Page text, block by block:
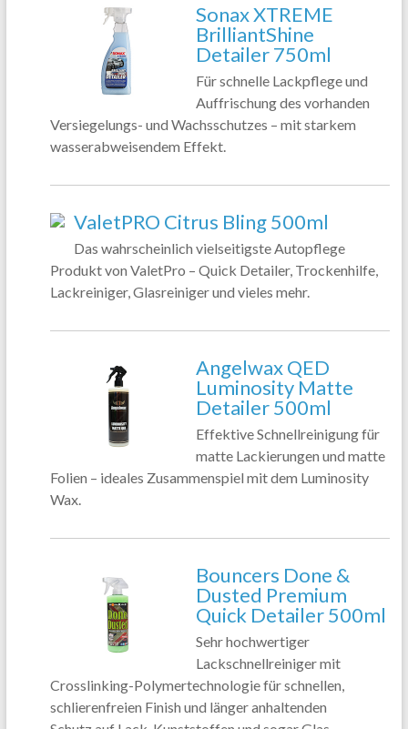
Sonax XTREME
BrilliantShine
Detailer 750ml
Für schnelle Lackpflege und
Auffrischung des vorhanden
Versiegelungs- und Wachsschutzes – mit starkem
wasserabweisendem Effekt.
ValetPRO Citrus Bling 500ml
Das wahrscheinlich vielseitigste Autopflege
Produkt von ValetPro – Quick Detailer, Trockenhilfe,
Lackreiniger, Glasreiniger und vieles mehr.
Angelwax QED
Luminosity Matte
Detailer 500ml
Effektive Schnellreinigung für
matte Lackierungen und matte
Folien – ideales Zusammenspiel mit dem Luminosity
Wax.
Bouncers Done &
Dusted Premium
Quick Detailer 500ml
Sehr hochwertiger
Lackschnellreiniger mit
Crosslinking-Polymertechnologie für schnellen,
schlierenfreien Finish und länger anhaltenden